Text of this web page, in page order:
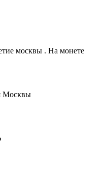
москвы . На монете
Москвы